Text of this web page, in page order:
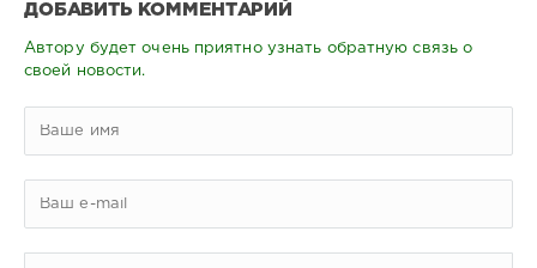
ДОБАВИТЬ КОММЕНТАРИЙ
Автору будет очень приятно узнать обратную связь о
своей новости.